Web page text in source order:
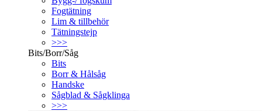
Fogtätning
Lim & tillbehör
Tätningstejp
>>>
Bits/Borr/Såg
Bits
Borr & Hålsåg
Handske
Sågblad & Sågklinga
>>>